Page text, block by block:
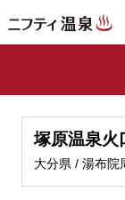
塚原温泉火
大分県 / 湯布院